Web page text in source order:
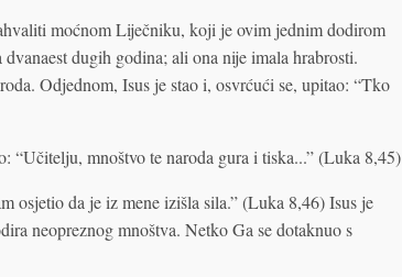
moćnom Liječniku, koji je ovim jednim dodirom
dugih godina; ali ona nije imala hrabrosti.
Odjednom, Isus je stao i, osvrćući se, upitao: “Tko
“Učitelju, mnoštvo te naroda gura i tiska...” (Luka 8,45)
osjetio da je iz mene izišla sila.” (Luka 8,46) Isus je
neopreznog mnoštva. Netko Ga se dotaknuo s